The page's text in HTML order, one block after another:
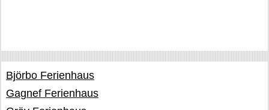
Björbo Ferienhaus
Gagnef Ferienhaus